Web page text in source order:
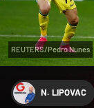
REUTERS/Pedro Nunes
N. LIPOVAC